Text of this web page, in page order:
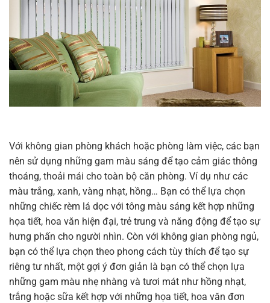
Với không gian phòng khách hoặc phòng làm việc, các bạn
nên sử dụng những gam màu sáng để tạo cảm giác thông
thoáng, thoải mái cho toàn bộ căn phòng. Ví dụ như các
màu trắng, xanh, vàng nhạt, hồng… Bạn có thể lựa chọn
những chiếc rèm lá dọc với tông màu sáng kết hợp những
họa tiết, hoa văn hiện đại, trẻ trung và năng động để tạo sự
hưng phấn cho người nhìn. Còn với không gian phòng ngủ,
bạn có thể lựa chọn theo phong cách tùy thích để tạo sự
riêng tư nhất, một gợi ý đơn giản là bạn có thể chọn lựa
những gam màu nhẹ nhàng và tươi mát như hồng nhạt,
trắng hoặc sữa kết hợp với những họa tiết, hoa văn đơn